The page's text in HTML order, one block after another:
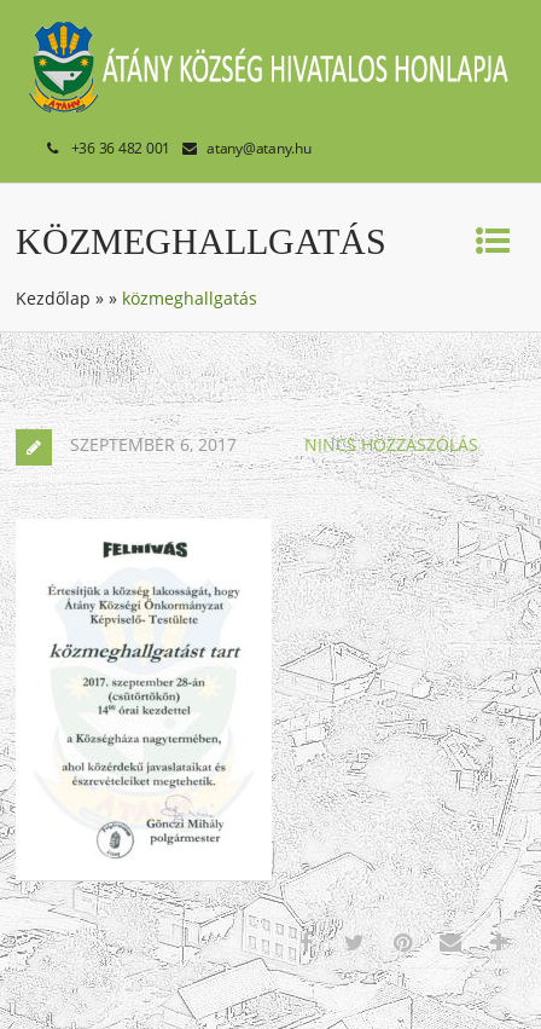
+36 36 482 001 atany@atany.hu
KÖZMEGHALLGATÁS
Kezdőlap »» közmeghallgatás
SZEPTEMBER 6, 2017 NINCS HOZZÁSZÓLÁS